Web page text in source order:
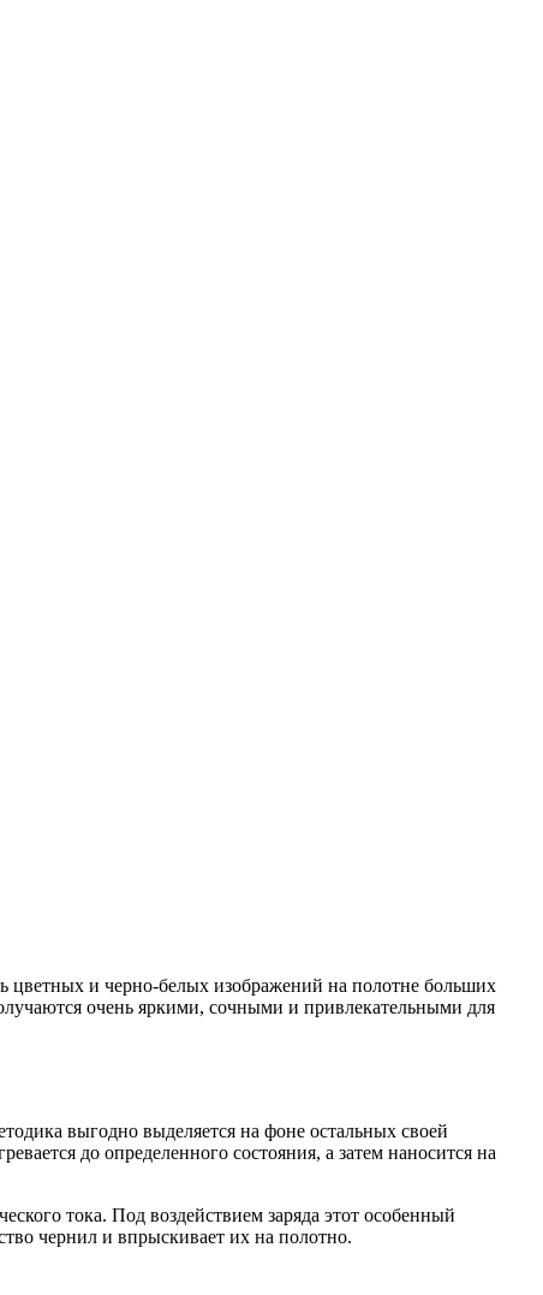
цветных и черно-белых изображений на полотне больших
очень яркими, сочными и привлекательными для
выгодно выделяется на фоне остальных своей
до определенного состояния, а затем наносится на
тока. Под воздействием заряда этот особенный
чернил и впрыскивает их на полотно.